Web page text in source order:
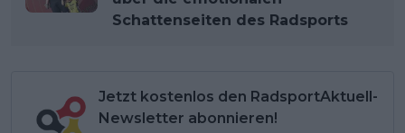
Schattenseiten des Radsports
Jetzt kostenlos den RadsportAktuell-
Newsletter abonnieren!